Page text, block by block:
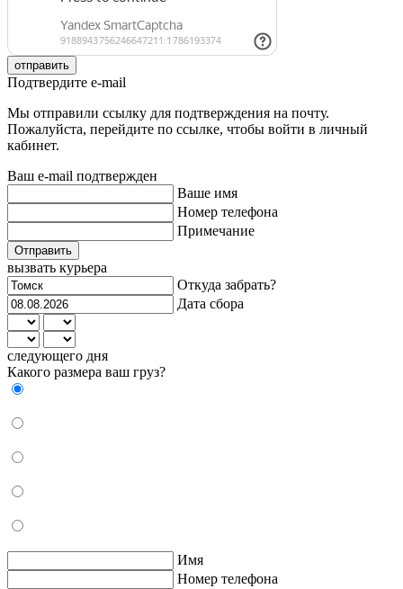
отправить
Подтвердите e-mail
Мы отправили ссылку для подтверждения на почту.
Пожалуйста, перейдите по ссылке, чтобы войти в личный
кабинет.
Ваш e-mail подтвержден
Ваше имя
Номер телефона
Примечание
Отправить
вызвать курьера
Откуда забрать?
Дата сбора
следующего дня
Какого размера ваш груз?
Имя
Номер телефона